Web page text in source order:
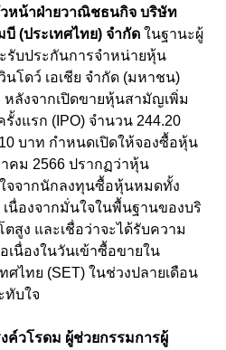
หน้าฝ่ายวาณิชธนกิจ บริษัท
(ประเทศไทย) จำกัด ในฐานะผู้
รับประกันการจำหน่ายหุ้น
โดว์ เอเชีย จำกัด (มหาชน)
หลังจากเปิดขายหุ้นสามัญเพิ่ม
งแรก (IPO) จำนวน 244.20
บาท กำหนดเปิดให้จองซื้อหุ้น
คม 2566 ปรากฏว่าหุ้น
จจากนักลงทุนซื้อหุ้นหมดทั้ง
เนื่องจากมั่นใจในพื้นฐานของบริ
สูง และเชื่อว่าจะได้รับความ
เนื่องในวันเข้าซื้อขายใน
ไทย (SET) ในช่วงปลายเดือน
ทับใจ
ค์วโรดม ผู้ช่วยกรรมการผู้